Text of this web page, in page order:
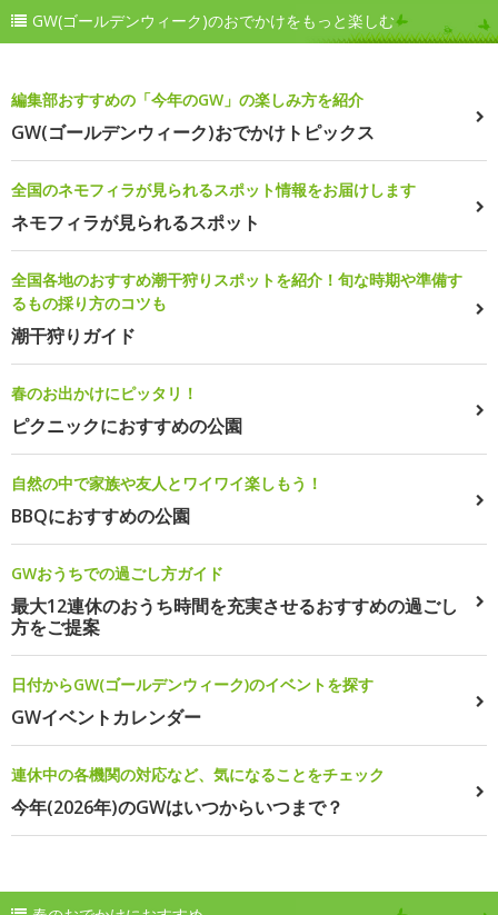
GW(ゴールデンウィーク)のおでかけをもっと楽しむ
編集部おすすめの「今年のGW」の楽しみ方を紹介
GW(ゴールデンウィーク)おでかけトピックス
全国のネモフィラが見られるスポット情報をお届けします
ネモフィラが見られるスポット
全国各地のおすすめ潮干狩りスポットを紹介！旬な時期や準備す
るもの採り方のコツも
潮干狩りガイド
春のお出かけにピッタリ！
ピクニックにおすすめの公園
自然の中で家族や友人とワイワイ楽しもう！
BBQにおすすめの公園
GWおうちでの過ごし方ガイド
最大12連休のおうち時間を充実させるおすすめの過ごし
方をご提案
日付からGW(ゴールデンウィーク)のイベントを探す
GWイベントカレンダー
連休中の各機関の対応など、気になることをチェック
今年(2026年)のGWはいつからいつまで？